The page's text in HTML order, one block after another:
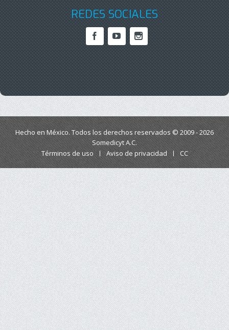
REDES SOCIALES
Hecho en México. Todos los derechos reservados © 2009 - 2026
Somedicyt A.C.
Términos de uso
Aviso de privacidad CC